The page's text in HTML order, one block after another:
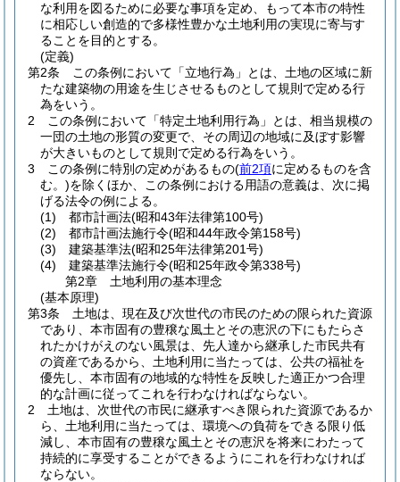
な利用を図るために必要な事項を定め、もって本市の特性
に相応しい創造的で多様性豊かな土地利用の実現に寄与す
ることを目的とする。
(定義)
第2条
この条例において「立地行為」とは、土地の区域に新
たな建築物の用途を生じさせるものとして規則で定める行
為をいう。
2
この条例において「特定土地利用行為」とは、相当規模の
一団の土地の形質の変更で、その周辺の地域に及ぼす影響
が大きいものとして規則で定める行為をいう。
3
この条例に特別の定めがあるもの(前2項に定めるものを含
む。)を除くほか、この条例における用語の意義は、次に掲
げる法令の例による。
(1)
都市計画法(昭和43年法律第100号)
(2)
都市計画法施行令(昭和44年政令第158号)
(3)
建築基準法(昭和25年法律第201号)
(4)
建築基準法施行令(昭和25年政令第338号)
第2章
土地利用の基本理念
(基本原理)
第3条
土地は、現在及び次世代の市民のための限られた資源
であり、本市固有の豊穣な風土とその恵沢の下にもたらさ
れたかけがえのない風景は、先人達から継承した市民共有
の資産であるから、土地利用に当たっては、公共の福祉を
優先し、本市固有の地域的な特性を反映した適正かつ合理
的な計画に従ってこれを行わなければならない。
2
土地は、次世代の市民に継承すべき限られた資源であるか
ら、土地利用に当たっては、環境への負荷をできる限り低
減し、本市固有の豊穣な風土とその恵沢を将来にわたって
持続的に享受することができるようにこれを行わなければ
ならない。